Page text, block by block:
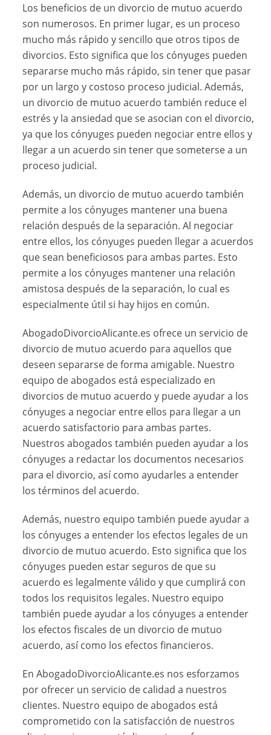
Los beneficios de un divorcio de mutuo acuerdo
son numerosos. En primer lugar, es un proceso
mucho más rápido y sencillo que otros tipos de
divorcios. Esto significa que los cónyuges pueden
separarse mucho más rápido, sin tener que pasar
por un largo y costoso proceso judicial. Además,
un divorcio de mutuo acuerdo también reduce el
estrés y la ansiedad que se asocian con el divorcio,
ya que los cónyuges pueden negociar entre ellos y
llegar a un acuerdo sin tener que someterse a un
proceso judicial.
Además, un divorcio de mutuo acuerdo también
permite a los cónyuges mantener una buena
relación después de la separación. Al negociar
entre ellos, los cónyuges pueden llegar a acuerdos
que sean beneficiosos para ambas partes. Esto
permite a los cónyuges mantener una relación
amistosa después de la separación, lo cual es
especialmente útil si hay hijos en común.
AbogadoDivorcioAlicante.es ofrece un servicio de
divorcio de mutuo acuerdo para aquellos que
deseen separarse de forma amigable. Nuestro
equipo de abogados está especializado en
divorcios de mutuo acuerdo y puede ayudar a los
cónyuges a negociar entre ellos para llegar a un
acuerdo satisfactorio para ambas partes.
Nuestros abogados también pueden ayudar a los
cónyuges a redactar los documentos necesarios
para el divorcio, así como ayudarles a entender
los términos del acuerdo.
Además, nuestro equipo también puede ayudar a
los cónyuges a entender los efectos legales de un
divorcio de mutuo acuerdo. Esto significa que los
cónyuges pueden estar seguros de que su
acuerdo es legalmente válido y que cumplirá con
todos los requisitos legales. Nuestro equipo
también puede ayudar a los cónyuges a entender
los efectos fiscales de un divorcio de mutuo
acuerdo, así como los efectos financieros.
En AbogadoDivorcioAlicante.es nos esforzamos
por ofrecer un servicio de calidad a nuestros
clientes. Nuestro equipo de abogados está
comprometido con la satisfacción de nuestros